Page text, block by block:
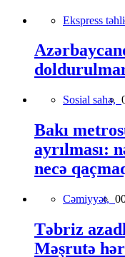
Ekspress
Sosial sahə,
Bakı
ayrılması:
necə
Cəmiyyət,
Təbriz
Məşrutə